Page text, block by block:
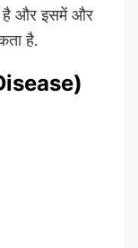
है और इसमें और
है.